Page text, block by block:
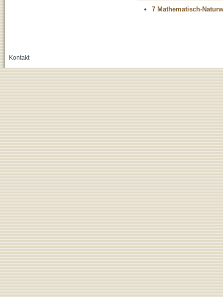
7 Mathematisch-
Kontakt